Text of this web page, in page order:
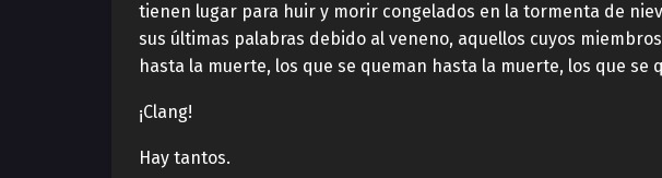
tienen lugar para huir y morir congelados en la tormenta de
sus últimas palabras debido al veneno, aquellos cuyos
hasta la muerte, los que se queman hasta la muerte, los que se
¡Clang!
Hay tantos.